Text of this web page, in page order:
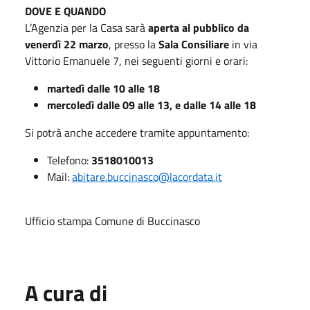
DOVE E QUANDO
L’Agenzia per la Casa saràaperta al pubblico da
venerdì 22 marzo, presso laSala Consiliare in via
Vittorio Emanuele 7, nei seguenti giorni e orari:
martedì dalle 10 alle 18
mercoledì dalle 09 alle 13, e dalle 14 alle 18
Si potrà anche accedere tramite appuntamento:
Telefono: 3518010013
Mail:abitare.buccinasco@lacordata.it
Ufficio stampa Comune di Buccinasco
A cura di